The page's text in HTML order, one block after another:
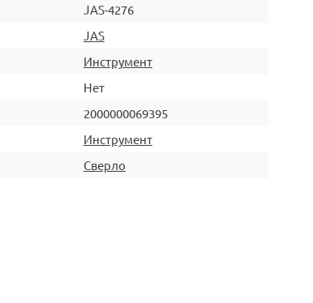
JAS-4276
JAS
Инструмент
Нет
2000000069395
Инструмент
Сверло